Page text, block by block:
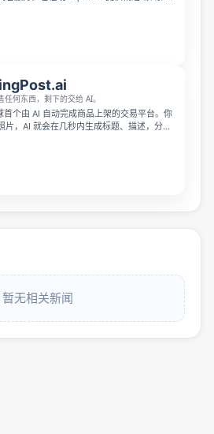
何东西，剩下的交给 AI。
个由 AI 自动完成商品上架的交易平台。你
片，AI 就会在几秒内生成标题、描述，分类
暂无相关新闻